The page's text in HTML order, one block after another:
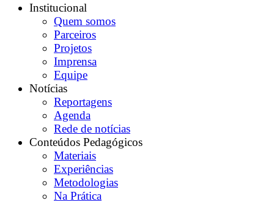
Institucional
Quem somos
Parceiros
Projetos
Imprensa
Equipe
Notícias
Reportagens
Agenda
Rede de notícias
Conteúdos Pedagógicos
Materiais
Experiências
Metodologias
Na Prática